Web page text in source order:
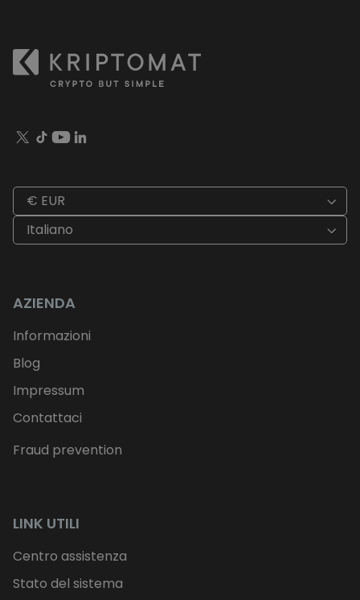
€ EUR
Italiano
AZIENDA
Informazioni
Blog
Impressum
Contattaci
Fraud prevention
LINK UTILI
Centro assistenza
Stato del sistema